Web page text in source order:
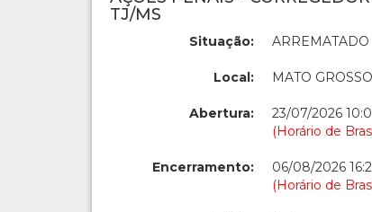
TJ/MS
Situação: ARREMATADO
Local: MATO
Abertura:
23/07/2026
(Horário de
Encerramento:
06/08/2026
(Horário de